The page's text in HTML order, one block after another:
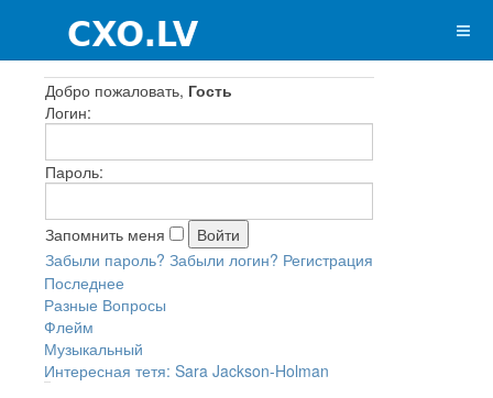
Добро пожаловать, Гость
Логин:
Пароль:
Запомнить меня
Забыли пароль? Забыли логин? Регистрация
Последнее
Разные Вопросы
Флейм
Музыкальный
Интересная тетя: Sara Jackson-Holman